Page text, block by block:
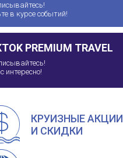
в курсе событий!
PREMIUM TRAVEL
интересно!
КРУИЗНЫЕ АКЦИИ
И СКИДКИ